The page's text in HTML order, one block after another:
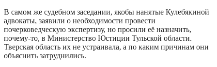
В самом же судебном заседании, якобы нанятые Кулебякиной
адвокаты, заявили о необходимости провести
почерковедческую экспертизу, но просили её назначить,
почему-то, в Министерство Юстиции Тульской области.
Тверская область их не устраивала, а по каким причинам они
объяснить затруднились.